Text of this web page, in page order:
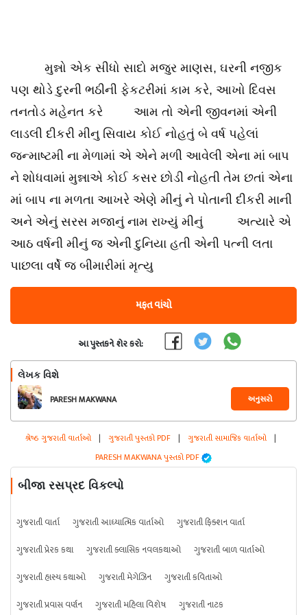
મુન્નો એક સીધો સાદો મજુર માણસ, ઘરની નજીક
પણ થોડે દુરની ભઠીની ફેકટરીમાં કામ કરે, આખો દિવસ
તનતોડ મહેનત કરે આમ તો એની જીવનમાં એની
લાડલી દીકરી મીનુ સિવાય કોઈ નોહતું બે વર્ષ પહેલાં
જન્માષ્ટમી ના મેળામાં એ એને મળી આવેલી એના માં બાપ
ને શોધવામાં મુન્નાએ કોઈ કસર છોડી નોહતી તેમ છતાં એના
માં બાપ ના મળતા આખરે એણે મીનું ને પોતાની દીકરી માની
અને એનું સરસ મજાનું નામ રાખ્યું મીનું અત્યારે એ
આઠ વર્ષની મીનું જ એની દુનિયા હતી એની પત્ની લતા
પાછલા વર્ષે જ બીમારીમાં મૃત્યુ
મફત વાંચો
આ પુસ્તકને શેર કરો:
લેખક વિશે
PARESH MAKWANA અનુસરો
શ્રેષ્ઠ ગુજરાતી વાર્તાઓ | ગુજરાતી પુસ્તકો PDF | ગુજરાતી સામાજિક વાર્તાઓ |
PARESH MAKWANA પુસ્તકો PDF
બીજા રસપ્રદ વિકલ્પો
ગુજરાતી વાર્તા ગુજરાતી આધ્યાત્મિક વાર્તાઓ
ગુજરાતી ફિક્શન વાર્તા
ગુજરાતી પ્રેરક કથા
ગુજરાતી ક્લાસિક નવલકથાઓ
ગુજરાતી બાળ વાર્તાઓ
ગુજરાતી હાસ્ય કથાઓ
ગુજરાતી મેગેઝિન
ગુજરાતી કવિતાઓ
ગુજરાતી પ્રવાસ વર્ણન
ગુજરાતી મહિલા વિશેષ ગુજરાતી નાટક